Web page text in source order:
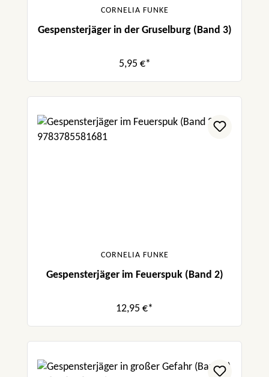
CORNELIA FUNKE
Gespensterjäger in der Gruselburg (Band 3)
5,95 €*
CORNELIA FUNKE
Gespensterjäger im Feuerspuk (Band 2)
12,95 €*